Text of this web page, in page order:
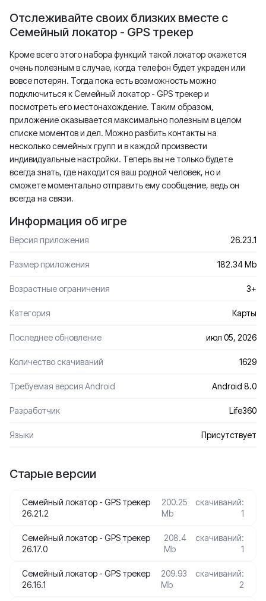
Отслеживайте своих близких вместе с
Семейный локатор - GPS трекер
Кроме всего этого набора функций такой локатор окажется
очень полезным в случае, когда телефон будет украден или
вовсе потерян. Тогда пока есть возможность можно
подключиться к Семейный локатор - GPS трекер и
посмотреть его местонахождение. Таким образом,
приложение оказывается максимально полезным в целом
списке моментов и дел. Можно разбить контакты на
несколько семейных групп и в каждой произвести
индивидуальные настройки. Теперь вы не только будете
всегда знать, где находится ваш родной человек, но и
сможете моментально отправить ему сообщение, ведь он
всегда на связи.
Информация об игре
Версия приложения 26.23.1
Размер приложения 182.34 Mb
Возрастные ограничения 3+
Категория Карты
Последнее обновление июл 05, 2026
Количество скачиваний 1629
Требуемая версия Android Android 8.0
Разработчик Life360
Языки Присутствует
Старые версии
Семейный локатор - GPS трекер
26.21.2
200.25
Mb
скачиваний:
1
Семейный локатор - GPS трекер
26.17.0
208.4
Mb
скачиваний:
1
Семейный локатор - GPS трекер
26.16.1
209.93
Mb
скачиваний:
2